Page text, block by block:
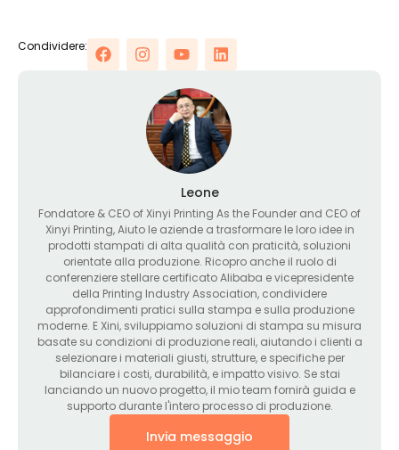
Condividere:
Leone
Fondatore & CEO of Xinyi Printing As the Founder and CEO of
Xinyi Printing, Aiuto le aziende a trasformare le loro idee in
prodotti stampati di alta qualità con praticità, soluzioni
orientate alla produzione. Ricopro anche il ruolo di
conferenziere stellare certificato Alibaba e vicepresidente
della Printing Industry Association, condividere
approfondimenti pratici sulla stampa e sulla produzione
moderne. E Xini, sviluppiamo soluzioni di stampa su misura
basate su condizioni di produzione reali, aiutando i clienti a
selezionare i materiali giusti, strutture, e specifiche per
bilanciare i costi, durabilità, e impatto visivo. Se stai
lanciando un nuovo progetto, il mio team fornirà guida e
supporto durante l'intero processo di produzione.
Invia messaggio